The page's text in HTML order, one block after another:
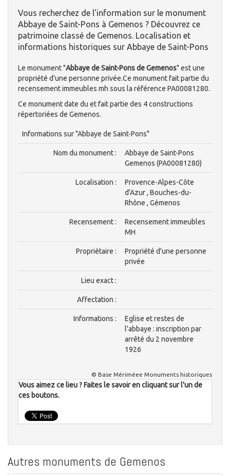
Vous recherchez de l'information sur le monument
Abbaye de Saint-Pons à Gemenos ? Découvrez ce
patrimoine classé de Gemenos. Localisation et
informations historiques sur Abbaye de Saint-Pons
Le monument "Abbaye de Saint-Pons de Gemenos" est une
propriété d'une personne privée.Ce monument fait partie du
recensement immeubles mh sous la référence PA00081280.
Ce monument date du et fait partie des 4 constructions
répertoriées de Gemenos.
Informations sur "Abbaye de Saint-Pons"
Nom du monument :
Abbaye de Saint-Pons
Gemenos (PA00081280)
Localisation :
Provence-Alpes-Côte
d'Azur , Bouches-du-
Rhône , Gémenos
Recensement :
Recensement immeubles
MH
Propriétaire :
Propriété d'une personne
privée
Lieu exact :
Affectation :
Informations :
Eglise et restes de
l'abbaye : inscription par
arrêté du 2 novembre
1926
© Base Mériméee Monuments historiques
Vous aimez ce lieu ? Faites le savoir en cliquant sur l'un de
ces boutons.
Autres monuments de Gemenos